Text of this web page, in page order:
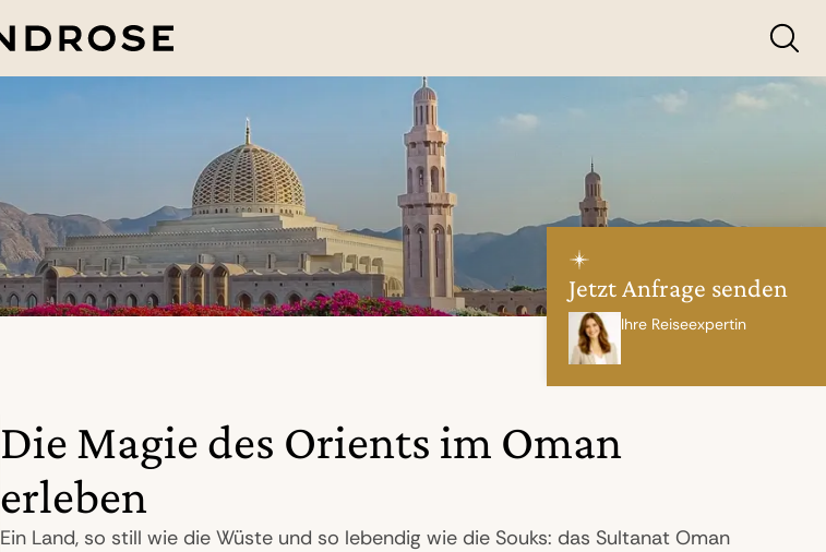
Jetzt Anfrage senden
Ihre Reiseexpertin
Die Magie des Orients im Oman
erleben
Ein Land, so still wie die Wüste und so lebendig wie die Souks: das Sultanat Oman